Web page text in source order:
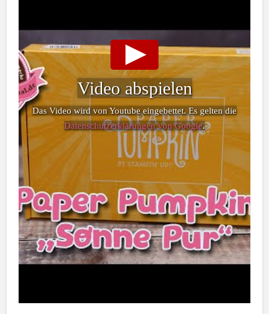
Video abspielen
Das Video wird von Youtube eingebettet. Es gelten die
Datenschutzerklärungen von Google.